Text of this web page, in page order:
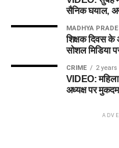
सैनिक घयाल,
MADHYA
शिक्षक दिवस के
सोशल मिडिया
CRIME 2 years
VIDEO:
अध्यक्ष पर